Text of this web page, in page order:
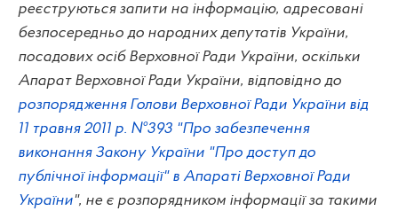
реєструються запити на інформацію, адресовані
безпосередньо до народних депутатів України,
посадових осіб Верховної Ради України, оскільки
Апарат Верховної Ради України, відповідно до
розпорядження Голови Верховної Ради України від
11 травня 2011 р. №393 "Про забезпечення
виконання Закону України "Про доступ до
публічної інформації" в Апараті Верховної Ради
України", не є розпорядником інформації за такими